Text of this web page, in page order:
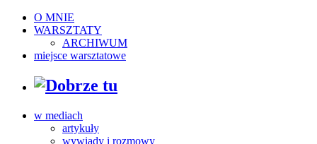
O MNIE
WARSZTATY
ARCHIWUM
miejsce warsztatowe
w mediach
artykuły
wywiady i rozmowy